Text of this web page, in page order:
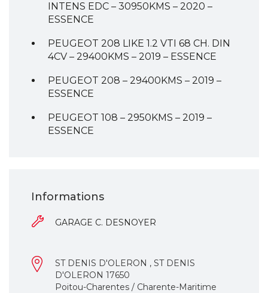
INTENS EDC – 30950KMS – 2020 –
ESSENCE
PEUGEOT 208 LIKE 1.2 VTI 68 CH. DIN
4CV – 29400KMS – 2019 – ESSENCE
PEUGEOT 208 – 29400KMS – 2019 –
ESSENCE
PEUGEOT 108 – 2950KMS – 2019 –
ESSENCE
Informations
GARAGE C. DESNOYER
ST DENIS D'OLERON , ST DENIS
D'OLERON 17650
Poitou-Charentes / Charente-Maritime